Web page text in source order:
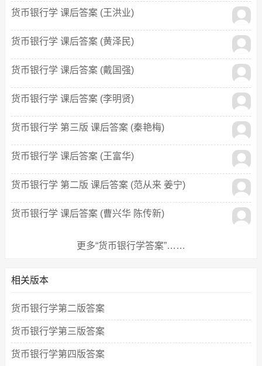
货币银行学 课后答案 (王洪业)
货币银行学 课后答案 (黄泽民)
货币银行学 课后答案 (戴国强)
货币银行学 课后答案 (李明贤)
货币银行学 第三版 课后答案 (秦艳梅)
货币银行学 课后答案 (王富华)
货币银行学 第二版 课后答案 (范从来 姜宁)
货币银行学 课后答案 (曹兴华 陈传新)
更多“货币银行学答案”……
相关版本
货币银行学第二版答案
货币银行学第三版答案
货币银行学第四版答案